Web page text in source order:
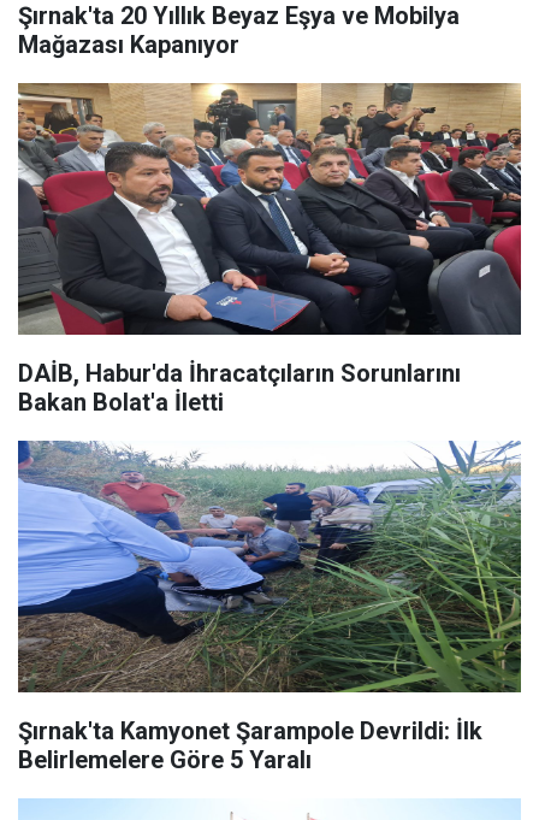
Şırnak'ta 20 Yıllık Beyaz Eşya ve Mobilya
Mağazası Kapanıyor
DAİB, Habur'da İhracatçıların Sorunlarını
Bakan Bolat'a İletti
Şırnak'ta Kamyonet Şarampole Devrildi: İlk
Belirlemelere Göre 5 Yaralı